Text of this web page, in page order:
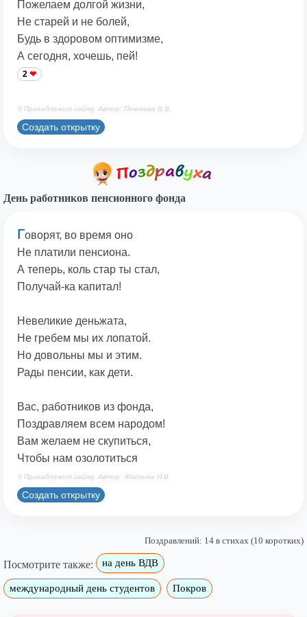
Пожелаем долгой жизни,
Не старей и не болей,
Будь в здоровом оптимизме,
А сегодня, хочешь, пей!
2
© Принадлежит сайту. Автор: Печенова В.В.
Создать открытку
День работников пенсионного фонда
Говорят, во время оно
Не платили пенсиона.
А теперь, коль стар ты стал,
Получай-ка капитал!
Невеликие деньжата,
Не гребем мы их лопатой.
Но довольны мы и этим.
Рады пенсии, как дети.
Вас, работников из фонда,
Поздравляем всем народом!
Вам желаем не скупиться,
Чтобы нам озолотиться
© Принадлежит сайту. Автор: Жалнина Н.В.
Создать открытку
Поздравлений: 14 в стихах (10 коротких)
Посмотрите также: на день ВДВ
международный день студентов Покров